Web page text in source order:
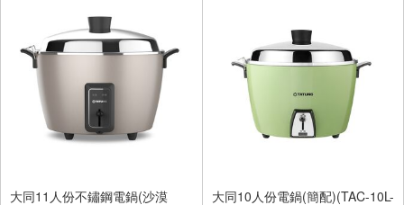
大同11人份不鏽鋼電鍋(沙漠
大同10人份電鍋(簡配)(TAC-10L-